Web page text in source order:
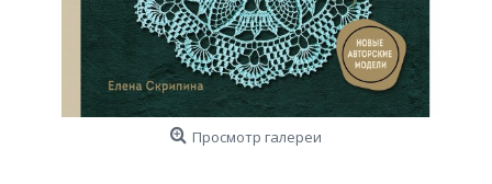
Просмотр галереи